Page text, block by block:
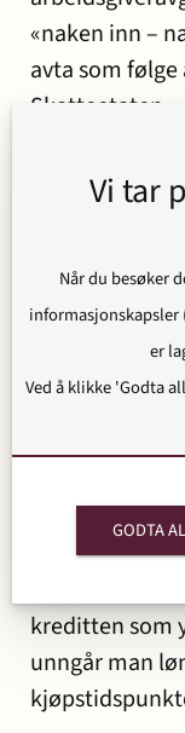
«naken inn –
avta som
Skatteetaten.
«Kruse-
trekk ut på at
betaler et
lavere enn
av aksjene
Forutsatt at
kreditten som
unngår man
Vi tar
Når du besøker
er
Ved å klikke 'Godta
GODTA